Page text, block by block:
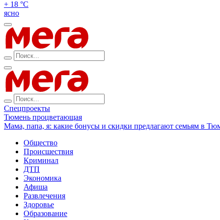
+ 18 °С
ясно
Спецпроекты
Тюмень процветающая
Мама, папа, я: какие бонусы и скидки предлагают семьям в
Общество
Происшествия
Криминал
ДТП
Экономика
Афиша
Развлечения
Здоровье
Образование